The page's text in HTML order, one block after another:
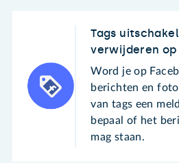
Tags
verwijderen
Word je op
berichten en
van tags een
bepaal of het
mag staan.